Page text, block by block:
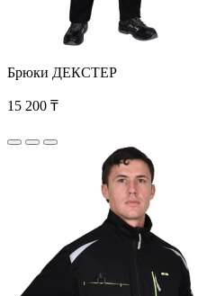
Брюки ДЕКСТЕР
15 200 ₸